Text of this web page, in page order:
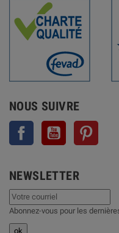
NOUS SUIVRE
Facebook YouTube
NEWSLETTER
Abonnez-vous pour les